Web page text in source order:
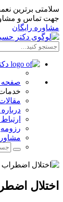
سلامتی برترین
جهت تماس و
مشاوره رایگان
صفحه
رزومه
اختلال